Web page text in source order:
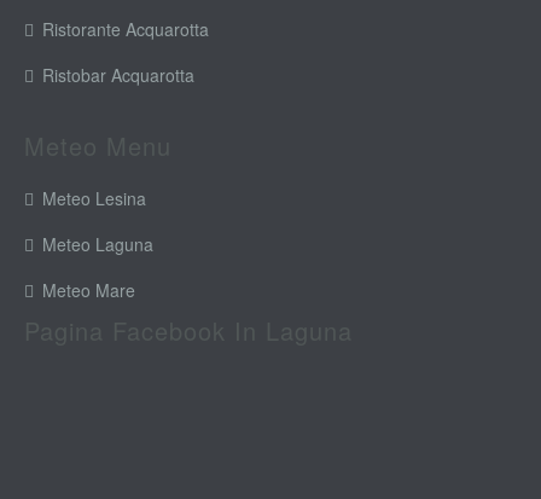
Ristorante Acquarotta
Ristobar Acquarotta
Meteo Lesina
Meteo Laguna
Meteo Mare